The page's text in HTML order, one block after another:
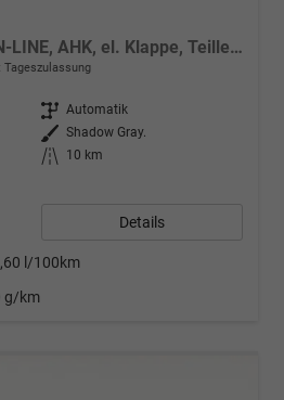
1.6 T-GDI DCT 4WD N-LINE, AHK, el. Klappe, Teilleder, Navi, Kamera, ACC
Tageszulassung
Getriebe Automatik
Außenfarbe Shadow Gray.
Kilometerstand
10 km
Details
l/100km
g/km